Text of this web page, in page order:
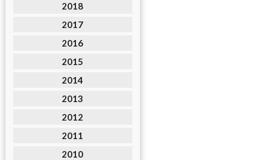
2018
2017
2016
2015
2014
2013
2012
2011
2010